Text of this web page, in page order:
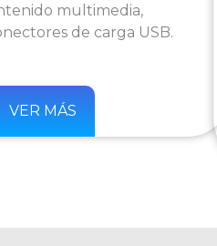
multimedia,
de carga USB.
VER MÁS